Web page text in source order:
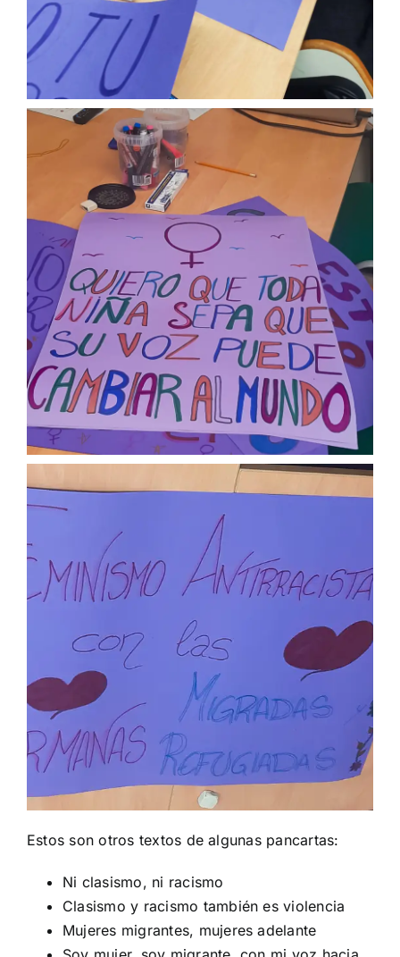
Estos son otros textos de algunas pancartas:
Ni clasismo, ni racismo
Clasismo y racismo también es violencia
Mujeres migrantes, mujeres adelante